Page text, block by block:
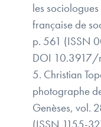
les
française de
p. 561 (ISSN
DOI 10.3917/
5. Christian
photographe
Genèses, vol.